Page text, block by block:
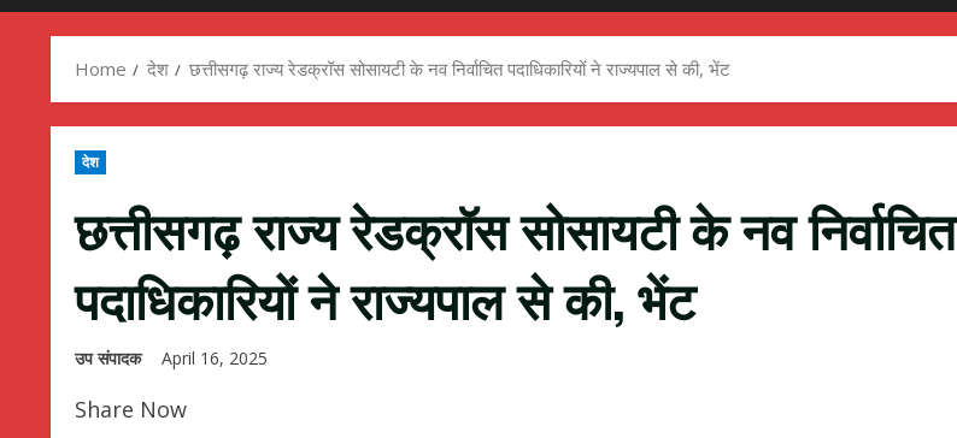
Home देश छत्तीसगढ़ राज्य रेडक्रॉस सोसायटी के नव निर्वाचित पदाधिकारियों ने राज्यपाल से की, भेंट
देश
छत्तीसगढ़ राज्य रेडक्रॉस सोसायटी के नव निर्वाचित
पदाधिकारियों ने राज्यपाल से की, भेंट
उप संपादक April 16, 2025
Share Now